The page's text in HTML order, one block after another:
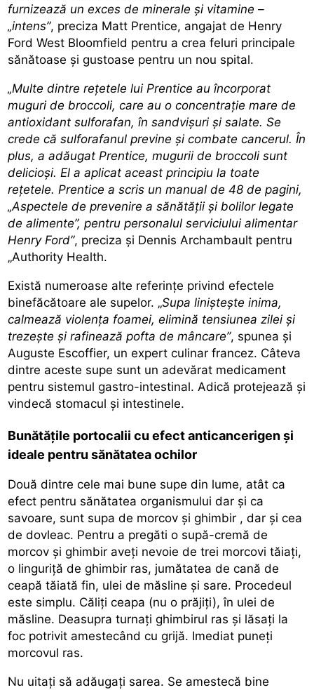
furnizează un exces de minerale și vitamine –
„intens”, preciza Matt Prentice, angajat de Henry
Ford West Bloomfield pentru a crea feluri principale
sănătoase și gustoase pentru un nou spital.
„Multe dintre rețetele lui Prentice au încorporat
muguri de broccoli, care au o concentrație mare de
antioxidant sulforafan, în sandvișuri și salate. Se
crede că sulforafanul previne și combate cancerul. În
plus, a adăugat Prentice, mugurii de broccoli sunt
delicioși. El a aplicat aceast principiu la toate
rețetele. Prentice a scris un manual de 48 de pagini,
„Aspectele de prevenire a sănătății și bolilor legate
de alimente”, pentru personalul serviciului alimentar
Henry Ford”, preciza și Dennis Archambault pentru
„Authority Health.
Există numeroase alte referințe privind efectele
binefăcătoare ale supelor. „Supa liniștește inima,
calmează violența foamei, elimină tensiunea zilei și
trezește și rafinează pofta de mâncare”, spunea și
Auguste Escoffier, un expert culinar francez. Câteva
dintre aceste supe sunt un adevărat medicament
pentru sistemul gastro-intestinal. Adică protejează și
vindecă stomacul și intestinele.
Bunătățile portocalii cu efect anticancerigen și
ideale pentru sănătatea ochilor
Două dintre cele mai bune supe din lume, atât ca
efect pentru sănătatea organismului dar și ca
savoare, sunt supa de morcov șighimbir , dar și cea
de dovleac. Pentru a pregăti o supă-cremă de
morcov și ghimbir aveți nevoie de trei morcovi tăiați,
o linguriță de ghimbir ras, jumătatea de cană de
ceapă tăiată fin, ulei de măsline și sare. Procedeul
este simplu. Căliți ceapa (nu o prăjiți), în ulei de
măsline. Deasupra turnați ghimbirul ras și lăsați la
foc potrivit amestecând cu grijă. Imediat puneți
morcovul ras.
Nu uitați să adăugați sarea. Se amestecă bine